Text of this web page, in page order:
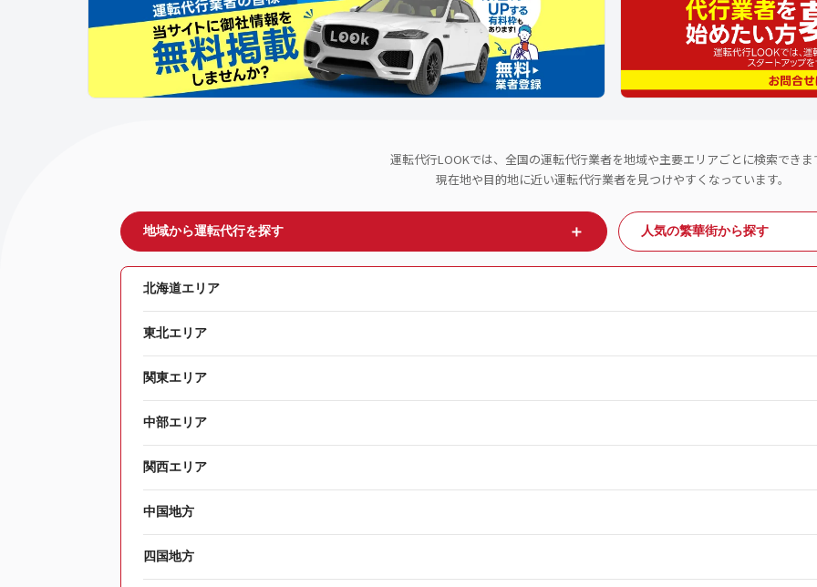
運転代行LOOKでは、全国の運転代行業者を地域や主要エリアごとに検索できま
現在地や目的地に近い運転代行業者を見つけやすくなっています。
地域から運転代行を探す ＋ 人気の繁華街から探す
北海道エリア
東北エリア
関東エリア
中部エリア
関西エリア
中国地方
四国地方